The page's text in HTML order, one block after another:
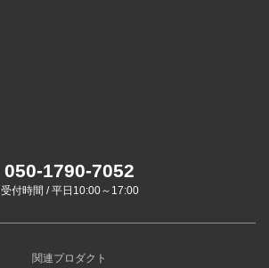
050-1790-7052
受付時間 / 平日10:00～17:00
関連プロダクト